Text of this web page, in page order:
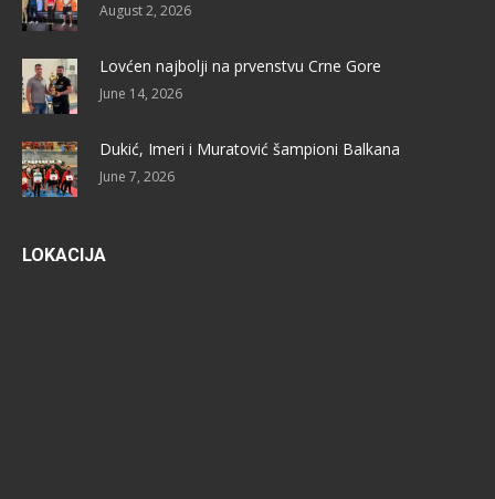
August 2, 2026
Lovćen najbolji na prvenstvu Crne Gore
June 14, 2026
Dukić, Imeri i Muratović šampioni Balkana
June 7, 2026
LOKACIJA